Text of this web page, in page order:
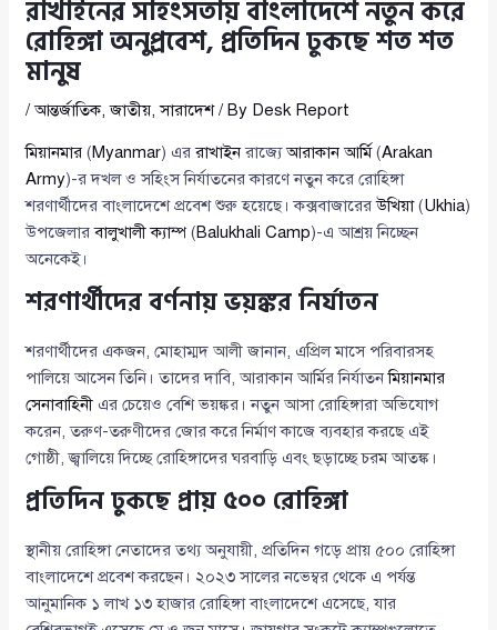
রাখাইনের সহিংসতায় বাংলাদেশে নতুন করে
রোহিঙ্গা অনুপ্রবেশ, প্রতিদিন ঢুকছে শত শত
মানুষ
/আন্তর্জাতিক,জাতীয়,সারাদেশ/ By Desk Report
মিয়ানমার (Myanmar) এররাখাইনরাজ্যেআরাকান আর্মি(Arakan
Army)-র দখল ও সহিংস নির্যাতনের কারণে নতুন করে রোহিঙ্গা
শরণার্থীদের বাংলাদেশে প্রবেশ শুরু হয়েছে। কক্সবাজারেরউখিয়া(Ukhia)
উপজেলারবালুখালী ক্যাম্প(Balukhali Camp)-এ আশ্রয় নিচ্ছেন
অনেকেই।
শরণার্থীদের বর্ণনায় ভয়ঙ্কর নির্যাতন
শরণার্থীদের একজন, মোহাম্মদ আলী জানান, এপ্রিল মাসে পরিবারসহ
পালিয়ে আসেন তিনি। তাদের দাবি, আরাকান আর্মির নির্যাতনমিয়ানমার
সেনাবাহিনী এর চেয়েও বেশি ভয়ঙ্কর। নতুন আসা রোহিঙ্গারা অভিযোগ
করেন, তরুণ-তরুণীদের জোর করে নির্মাণ কাজে ব্যবহার করছে এই
গোষ্ঠী, জ্বালিয়ে দিচ্ছে রোহিঙ্গাদের ঘরবাড়ি এবং ছড়াচ্ছে চরম আতঙ্ক।
প্রতিদিন ঢুকছে প্রায় ৫০০ রোহিঙ্গা
স্থানীয় রোহিঙ্গা নেতাদের তথ্য অনুযায়ী, প্রতিদিন গড়ে প্রায় ৫০০ রোহিঙ্গা
বাংলাদেশে প্রবেশ করছেন। ২০২৩ সালের নভেম্বর থেকে এ পর্যন্ত
আনুমানিক ১ লাখ ১৩ হাজার রোহিঙ্গা বাংলাদেশে এসেছে, যার